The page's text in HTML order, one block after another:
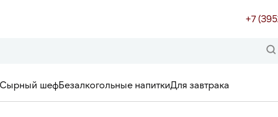
+7
Сырный шефБезалкогольные напиткиДля завтрака